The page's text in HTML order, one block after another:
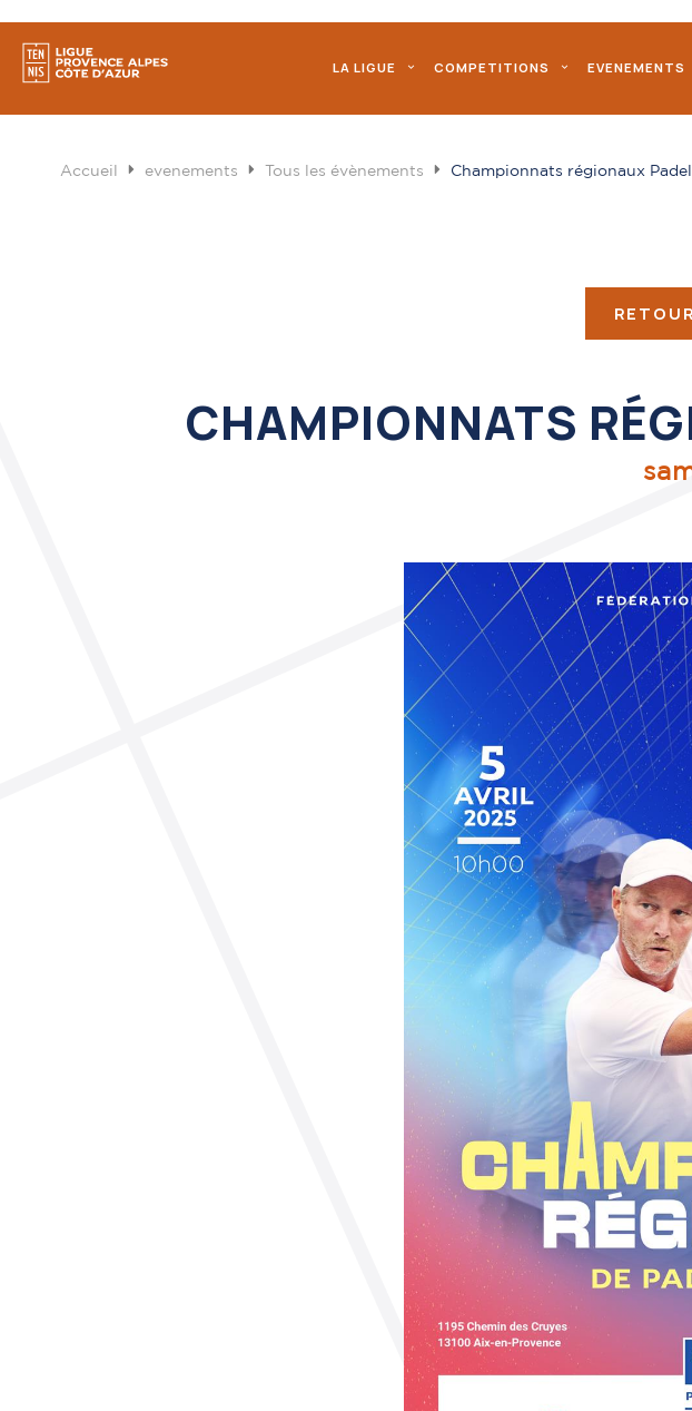
LA LIGUE COMPETITIONS EVENEMENTS
Accueil evenements Tous les évènements Championnats régionaux
CHAMPIONNATS